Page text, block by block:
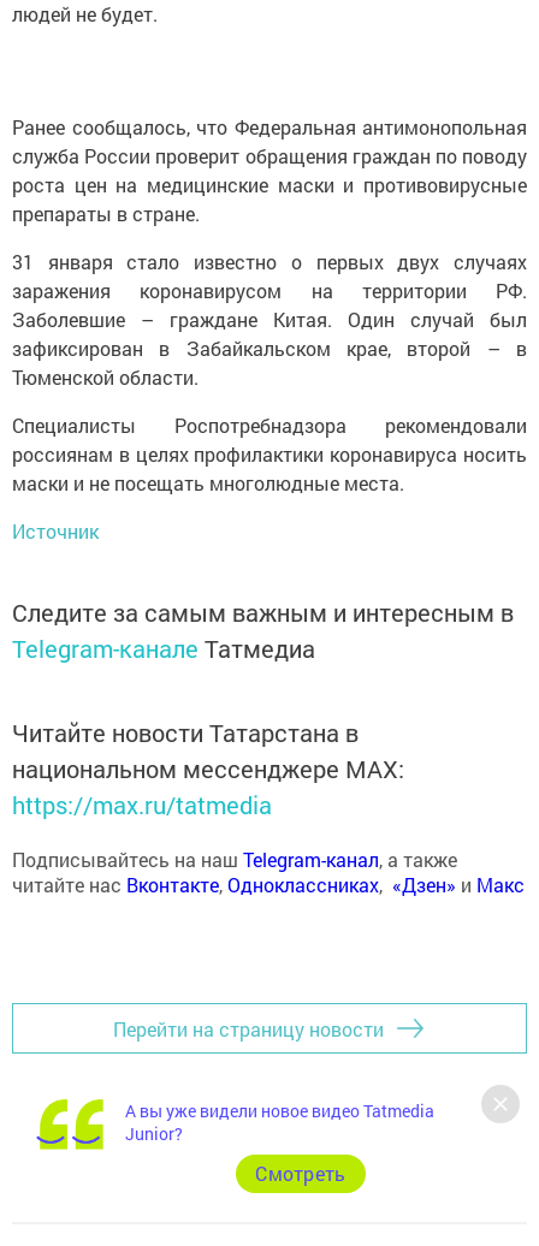
людей не будет.
Ранее сообщалось, что Федеральная антимонопольная
служба России проверит обращения граждан по поводу
роста цен на медицинские маски и противовирусные
препараты в стране.
31 января стало известно о первых двух случаях
заражения коронавирусом на территории РФ.
Заболевшие – граждане Китая. Один случай был
зафиксирован в Забайкальском крае, второй – в
Тюменской области.
Специалисты Роспотребнадзора рекомендовали
россиянам в целях профилактики коронавируса носить
маски и не посещать многолюдные места.
Источник
Следите за самым важным и интересным в
Telegram-канале Татмедиа
Читайте новости Татарстана в
национальном мессенджере MАХ:
https://max.ru/tatmedia
Подписывайтесь на наш Telegram-канал, а также
читайте нас Вконтакте,Одноклассниках, «Дзен» и Макс
Перейти на страницу новости
А вы уже видели новое видео Tatmedia
Junior?
Cмотреть